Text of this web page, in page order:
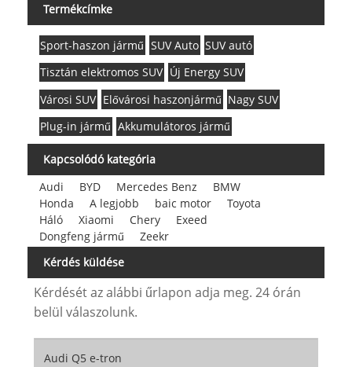
Termékcímke
Sport-haszon jármű SUV Auto SUV autó
Tisztán elektromos SUV Új Energy SUV
Városi SUV Elővárosi haszonjármű Nagy SUV
Plug-in jármű Akkumulátoros jármű
Kapcsolódó kategória
Audi
BYD Mercedes Benz
BMW
Honda
A legjobb baic motor
Toyota
Háló
Xiaomi Chery
Exeed
Dongfeng jármű
Zeekr
Kérdés küldése
Kérdését az alábbi űrlapon adja meg. 24 órán
belül válaszolunk.